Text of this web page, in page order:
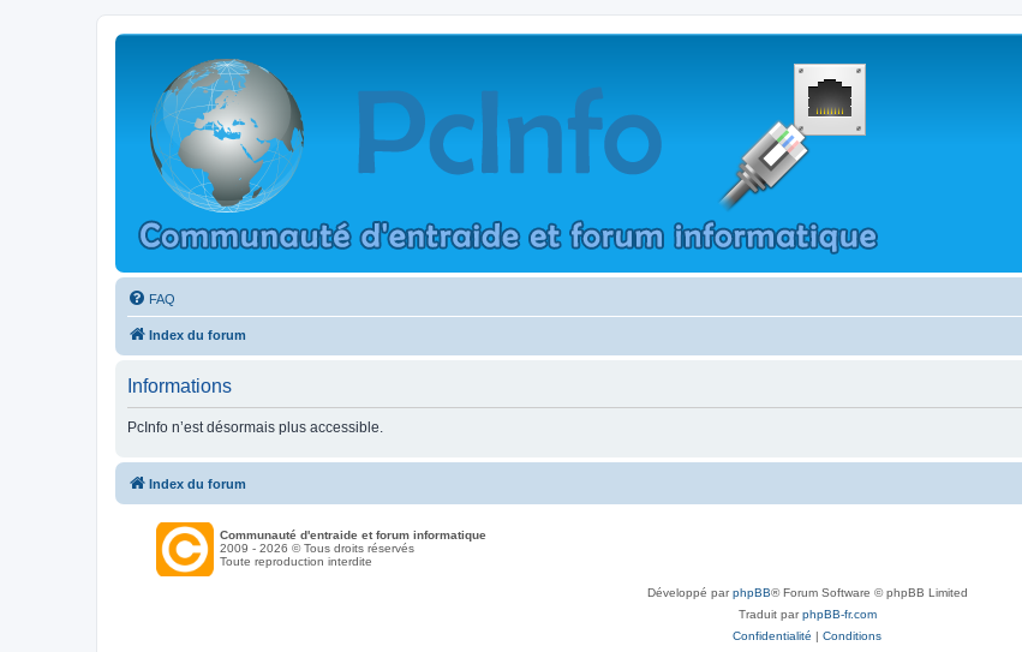
FAQ
Index du forum
Informations
PcInfo n’est désormais plus accessible.
Index du forum
Communauté d'entraide et forum informatique
2009 - 2026 © Tous droits réservés
Toute reproduction interdite
Développé parphpBB® Forum Software © phpBB Limited
Traduit parphpBB-fr.com
Confidentialité | Conditions